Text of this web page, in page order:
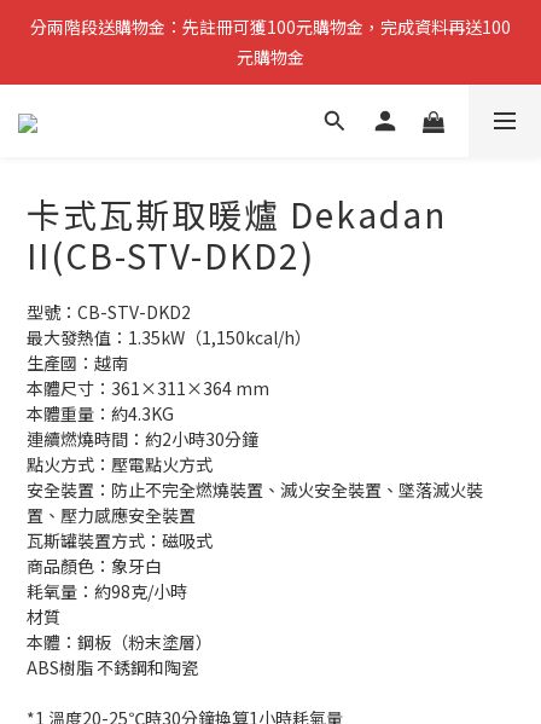
分兩階段送購物金：先註冊可獲100元購物金，完成資料再送100
元購物金
分兩階段送購物金：先註冊可獲100元購物金，完成資料再送100
元購物金
小提醒：先完成註冊即可領取第一筆購物金，稍後再補齊資料可再
複製分享連結給朋友，完成訂單推薦人可獲得200元購物金
分兩階段送購物金：先註冊可獲100元購物金，完成資料再送100
卡式瓦斯取暖爐 Dekadan
II(CB-STV-DKD2)
型號：CB-STV-DKD2
最大發熱值：1.35kW（1,150kcal/h）
生產國：越南
本體尺寸：361×311×364 mm
本體重量：約4.3KG
連續燃燒時間：約2小時30分鐘
點火方式：壓電點火方式
安全裝置：防止不完全燃燒裝置、滅火安全裝置、墜落滅火裝
置、壓力感應安全裝置
瓦斯罐裝置方式：磁吸式
商品顏色：象牙白
耗氧量：約98克/小時
材質
本體：鋼板（粉末塗層）
ABS樹脂 不銹鋼和陶瓷
*1 溫度20-25℃時30分鐘換算1小時耗氣量